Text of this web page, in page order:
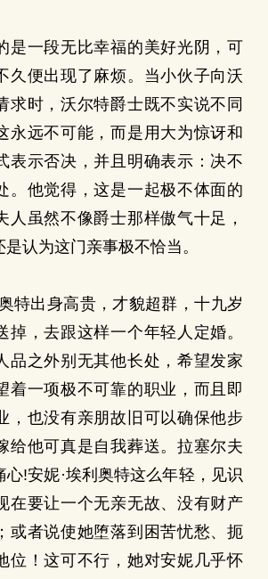
一段无比幸福的美好光阴，可
久便出现了麻烦。当小伙子向沃
求时，沃尔特爵士既不实说不同
永远不可能，而是用大为惊讶和
表示否决，并且明确表示：决不
。他觉得，这是一起极不体面的
人虽然不像爵士那样傲气十足，
认为这门亲事极不恰当。
出身高贵，才貌超群，十九岁
掉，去跟这样一个年轻人定婚。
品之外别无其他长处，希望发家
着一项极不可靠的职业，而且即
，也没有亲朋故旧可以确保他步
给他可真是自我葬送。拉塞尔夫
心!安妮·埃利奥特这么年轻，见识
在要让一个无亲无故、没有财产
或者说使她堕落到困苦忧愁、扼
位！这可不行，她对安妮几乎怀